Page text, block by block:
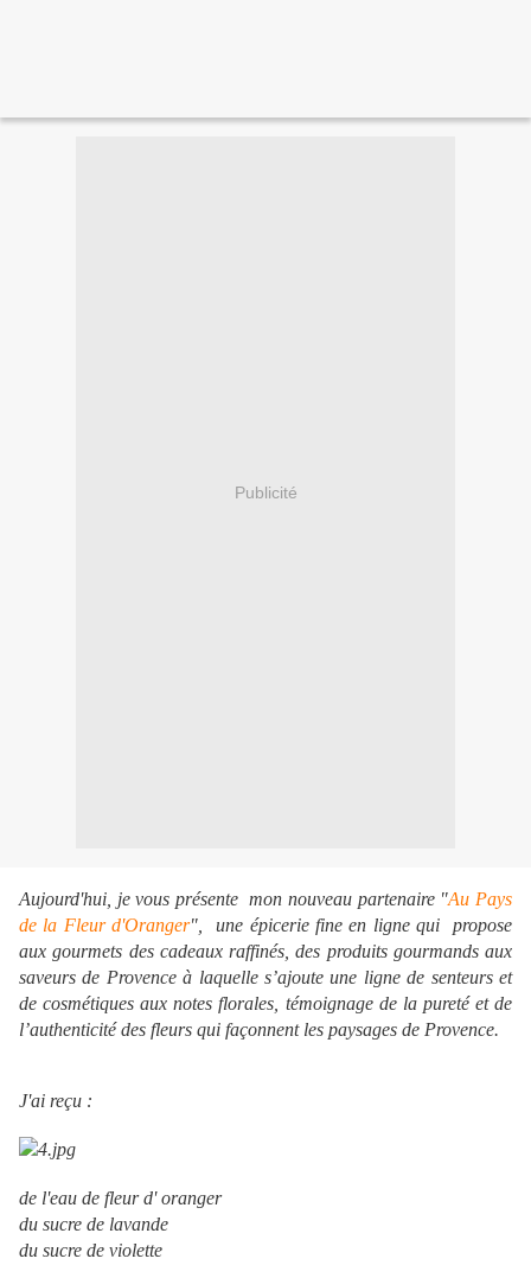
Publicité
Aujourd'hui, je vous présente mon nouveau partenaire "Au Pays
de la Fleur d'Oranger", une épicerie fine en ligne qui propose
aux gourmets des cadeaux raffinés, des produits gourmands aux
saveurs de Provence à laquelle s’ajoute une ligne de senteurs et
de cosmétiques aux notes florales, témoignage de la pureté et de
l’authenticité des fleurs qui façonnent les paysages de Provence.
J'ai reçu :
de l'eau de fleur d' oranger
du sucre de lavande
du sucre de violette